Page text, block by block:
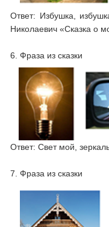
Ответ: Избушка,
Николаевич «Сказка о
6. Фраза из сказки
Ответ: Свет мой,
7. Фраза из сказки